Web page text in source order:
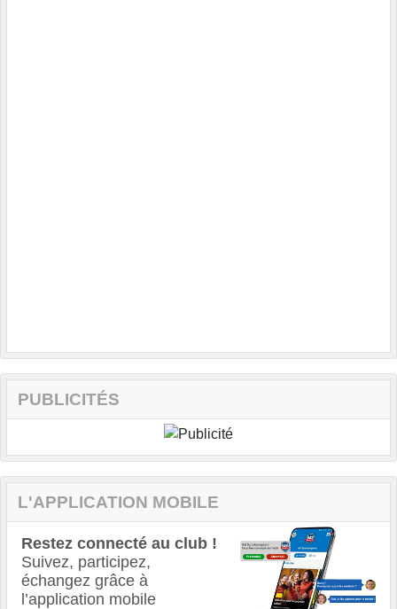
PUBLICITÉS
L'APPLICATION MOBILE
Restez connecté au club !
Suivez, participez,
échangez grâce à
l’application mobile